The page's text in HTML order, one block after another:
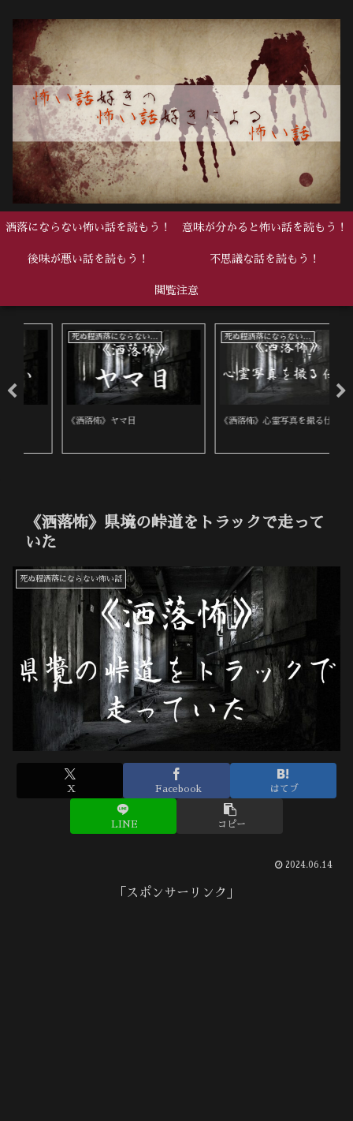
洒落にならない怖い話を読もう！ 意味が分かると怖い話を読もう！
後味が悪い話を読もう！ 不思議な話を読もう！
閲覧注意
死ぬ程洒落にならない怖い話
《洒落怖》ヤマ目
死ぬ程洒落にならない怖い話
《洒落怖》心霊写真を撮る仕事
《洒落怖》県境の峠道をトラックで走って
いた
死ぬ程洒落にならない怖い話
X Facebook はてブ
LINE コピー
2024.06.14
「スポンサーリンク」